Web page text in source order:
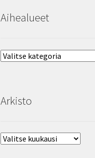
Aihealueet
Aihealueet
Arkisto
Arkisto